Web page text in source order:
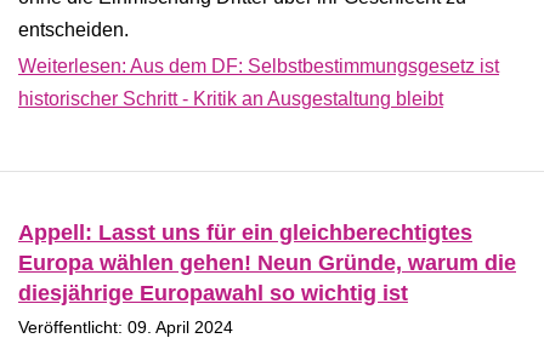
entscheiden.
Weiterlesen: Aus dem DF: Selbstbestimmungsgesetz ist
historischer Schritt - Kritik an Ausgestaltung bleibt
Appell: Lasst uns für ein gleichberechtigtes
Europa wählen gehen! Neun Gründe, warum die
diesjährige Europawahl so wichtig ist
Veröffentlicht: 09. April 2024